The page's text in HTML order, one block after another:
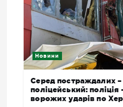
Новини
Серед постраждалих
поліцейський: поліція
ворожих ударів по